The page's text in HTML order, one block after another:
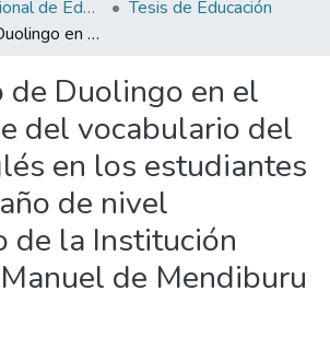
Escuela Profesional de Educación
Tesis de Educación
El impacto de Duolingo en el aprendizaje del vocabulario del idioma inglés en los estudiantes de primer año de nivel secundario de la Institución Educativa Manuel de Mendiburu de Tacna
de Duolingo en el
del vocabulario del
en los estudiantes
de nivel
de la Institución
de Mendiburu